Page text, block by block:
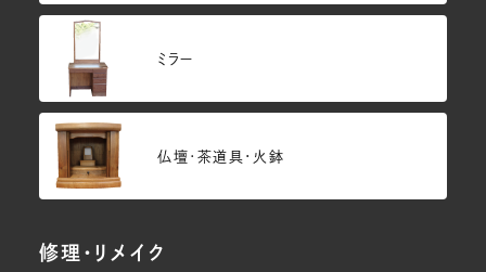
ミラー
仏壇･茶道具・火鉢
修理・リメイク